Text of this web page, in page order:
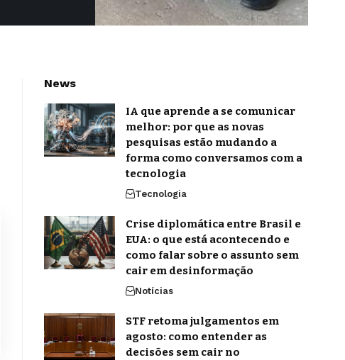
News
IA que aprende a se comunicar
melhor: por que as novas
pesquisas estão mudando a
forma como conversamos com a
tecnologia
Tecnologia
Crise diplomática entre Brasil e
EUA: o que está acontecendo e
como falar sobre o assunto sem
cair em desinformação
Notícias
STF retoma julgamentos em
agosto: como entender as
decisões sem cair no